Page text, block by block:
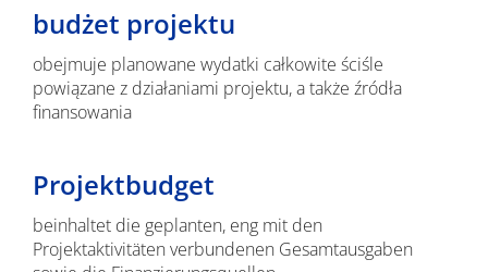
budżet projektu
obejmuje planowane wydatki całkowite ściśle
powiązane z działaniami projektu, a także źródła
finansowania
Projektbudget
beinhaltet die geplanten, eng mit den
Projektaktivitäten verbundenen Gesamtausgaben